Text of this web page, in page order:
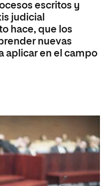
escritos y
judicial
hace, que los
nuevas
aplicar en el campo